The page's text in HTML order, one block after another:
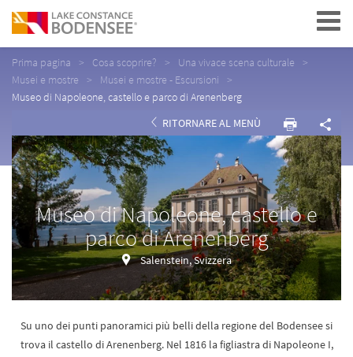
Navigation
Prima pagina Cosa scoprire?
Una vivace scena culturale
Musei e mostre
Musei e mostre - Escursioni
Museo di Napoleone, castello e parco di Arenenberg
RITORNARE AL MENÙ
Museo di Napoleone, castello e
parco di Arenenberg
Salenstein, Svizzera
Su uno dei punti panoramici più belli della regione del Bodensee si
trova il castello di Arenenberg. Nel 1816 la figliastra di Napoleone I,